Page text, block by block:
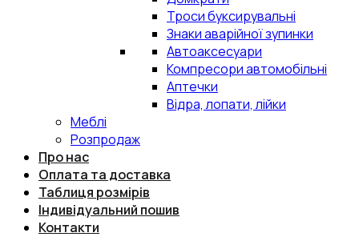
Троси буксирувальні
Знаки аварійної зупинки
Автоаксесуари
Компресори автомобільні
Аптечки
Відра, лопати, лійки
Меблі
Розпродаж
Про нас
Оплата та доставка
Таблиця розмірів
Індивідуальний пошив
Контакти